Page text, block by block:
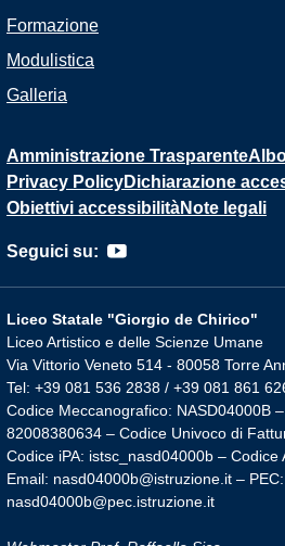
Formazione
Modulistica
Galleria
Amministrazione Trasparente
Privacy PolicyDichiarazione
Obiettivi accessibilitàNote legali
Seguici su:
Liceo Statale "Giorgio de Chirico"
Liceo Artistico e delle Scienze Umane
Via Vittorio Veneto 514 - 80058 Torre
Tel: +39 081 536 2838 / +39 081 861
Codice Meccanografico: NASD04000B
82008380634 – Codice Univoco di
Codice iPA: istsc_nasd04000b – Codice
Email: nasd04000b@istruzione.it – PEC:
nasd04000b@pec.istruzione.it